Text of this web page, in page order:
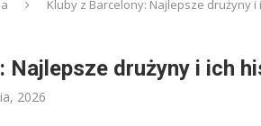
Kluby z Barcelony: Najlepsze drużyny i
Najlepsze drużyny i ich
2026